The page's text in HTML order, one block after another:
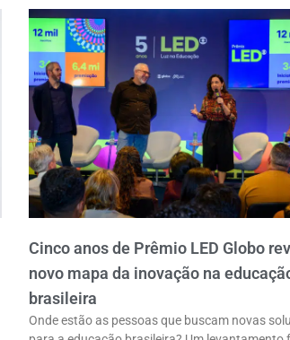
Cinco anos de Prêmio LED Globo
novo mapa da inovação na
brasileira
Onde estão as pessoas que buscam novas